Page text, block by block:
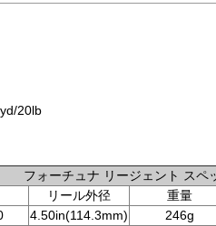
20lb
フォーチュナ リージェント スペ
リール外径 重量
4.50in(114.3mm) 246g